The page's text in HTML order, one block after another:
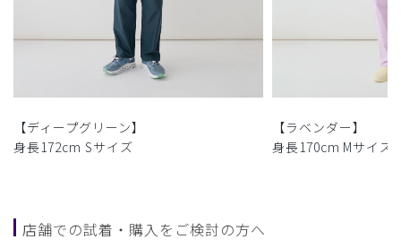
【ディープグリーン】
身長172cm Sサイズ
【ラベンダー】
身長170cm Mサイズ
店舗での試着・購入をご検討の方へ